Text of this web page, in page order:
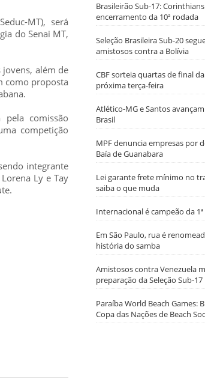
MT), será
do Senai MT,
além de
como proposta
comissão
competição
integrante
Ly e Tay
Brasileirão Sub-17:
encerramento da 10ª rodada
Seleção Brasileira Sub-20
amistosos contra a Bolívia
CBF sorteia quartas de final
próxima terça-feira
Atlético-MG e Santos
Brasil
MPF denuncia empresas por
Baía de Guanabara
Lei garante frete mínimo no
saiba o que muda
Internacional é campeão da
Em São Paulo, rua é
história do samba
Amistosos contra Venezuela
preparação da Seleção Sub-
Paraíba World Beach Games:
Copa das Nações de Beach